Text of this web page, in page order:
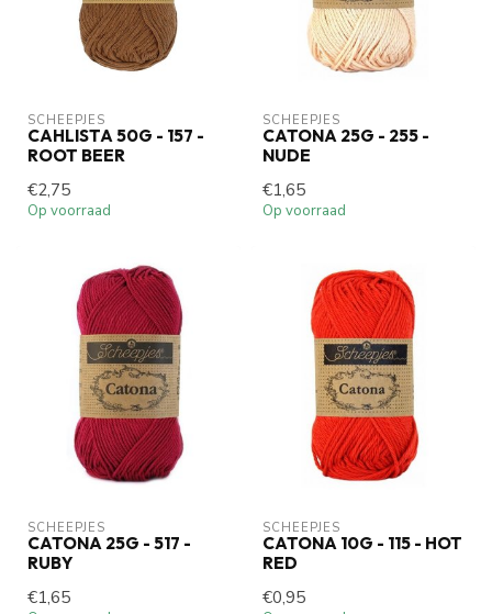
SCHEEPJES
CAHLISTA 50G - 157 -
ROOT BEER
€2,75
Op voorraad
SCHEEPJES
CATONA 25G - 255 -
NUDE
€1,65
Op voorraad
SCHEEPJES
CATONA 25G - 517 -
RUBY
€1,65
SCHEEPJES
CATONA 10G - 115 - HOT
RED
€0,95